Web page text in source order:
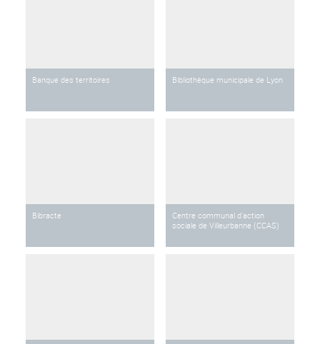
Banque des territoires Bibliothèque municipale de Lyon
Bibracte
Centre communal d'action
sociale de Villeurbanne (CCAS)